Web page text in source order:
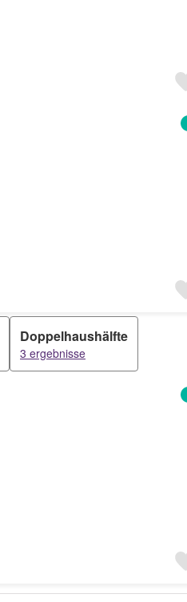
Doppelhaushälfte
3 ergebnisse